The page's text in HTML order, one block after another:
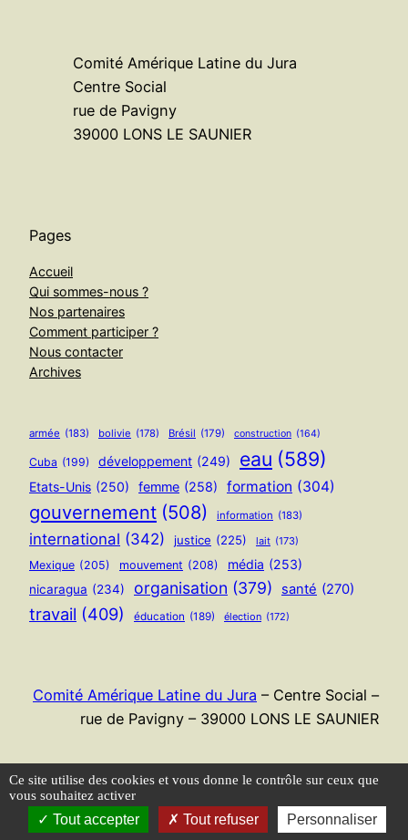
Comité Amérique Latine du Jura
Centre Social
rue de Pavigny
39000 LONS LE SAUNIER
Pages
Accueil
Qui sommes-nous ?
Nos partenaires
Comment participer ?
Nous contacter
Archives
armée (183) bolivie (178) Brésil (179) construction (164)
Cuba (199) développement (249) eau (589)
Etats-Unis (250) femme (258) formation (304)
gouvernement (508) information (183)
international (342) justice (225) lait (173)
Mexique (205) mouvement (208) média (253)
nicaragua (234) organisation (379) santé (270)
travail (409) éducation (189) élection (172)
Comité Amérique Latine du Jura – Centre Social –
rue de Pavigny – 39000 LONS LE SAUNIER
Flux RSS
Ce site utilise des cookies et vous donne le contrôle sur ceux que
vous souhaitez activer
Tout accepter Tout refuser Personnaliser